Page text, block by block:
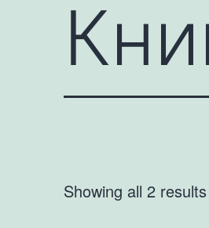
Showing all 2 results